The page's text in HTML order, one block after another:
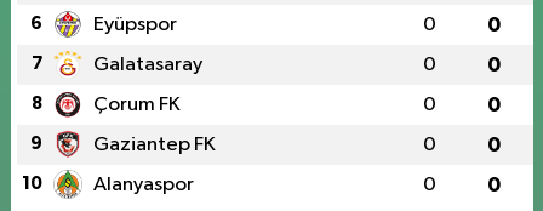
6 Eyüpspor 0 0
7 Galatasaray 0 0
8 Çorum FK 0 0
9 Gaziantep FK 0 0
10 Alanyaspor 0 0